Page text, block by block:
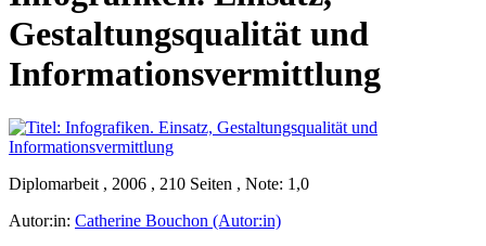
Gestaltungsqualität und
Informationsvermittlung
Diplomarbeit , 2006 , 210 Seiten , Note: 1,0
Autor:in: Catherine Bouchon (Autor:in)